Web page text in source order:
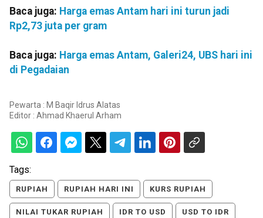
Baca juga: Harga emas Antam hari ini turun jadi
Rp2,73 juta per gram
Baca juga: Harga emas Antam, Galeri24, UBS hari ini
di Pegadaian
Pewarta : M Baqir Idrus Alatas
Editor : Ahmad Khaerul Arham
Tags:
RUPIAH RUPIAH HARI INI KURS RUPIAH
NILAI TUKAR RUPIAH IDR TO USD USD TO IDR